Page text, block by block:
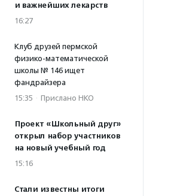
и важнейших лекарств
16:27
Клуб друзей пермской
физико-математической
школы № 146 ищет
фандрайзера
15:35 · Прислано НКО
Проект «Школьный друг»
открыл набор участников
на новый учебный год
15:16
Стали известны итоги